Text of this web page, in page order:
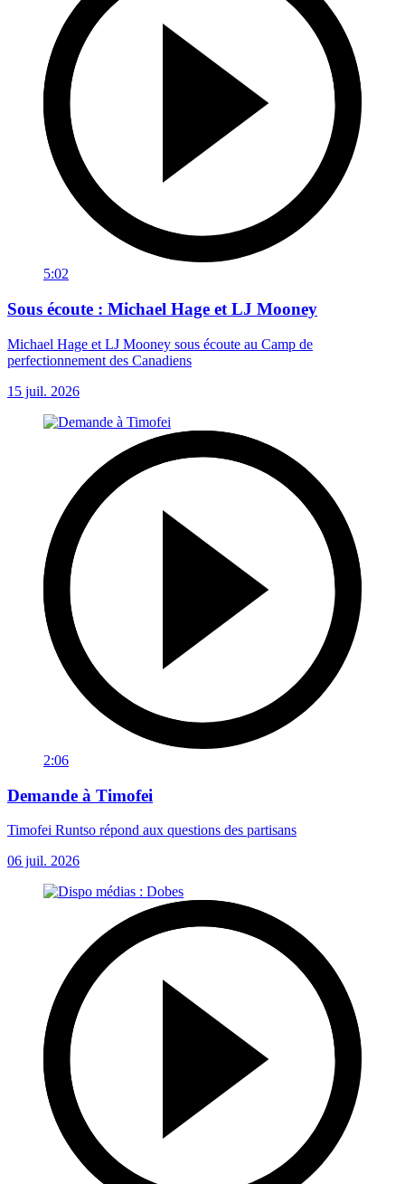
5:02
Sous écoute : Michael Hage et LJ Mooney
Michael Hage et LJ Mooney sous écoute au Camp de
perfectionnement des Canadiens
15 juil. 2026
2:06
Demande à Timofei
Timofei Runtso répond aux questions des partisans
06 juil. 2026